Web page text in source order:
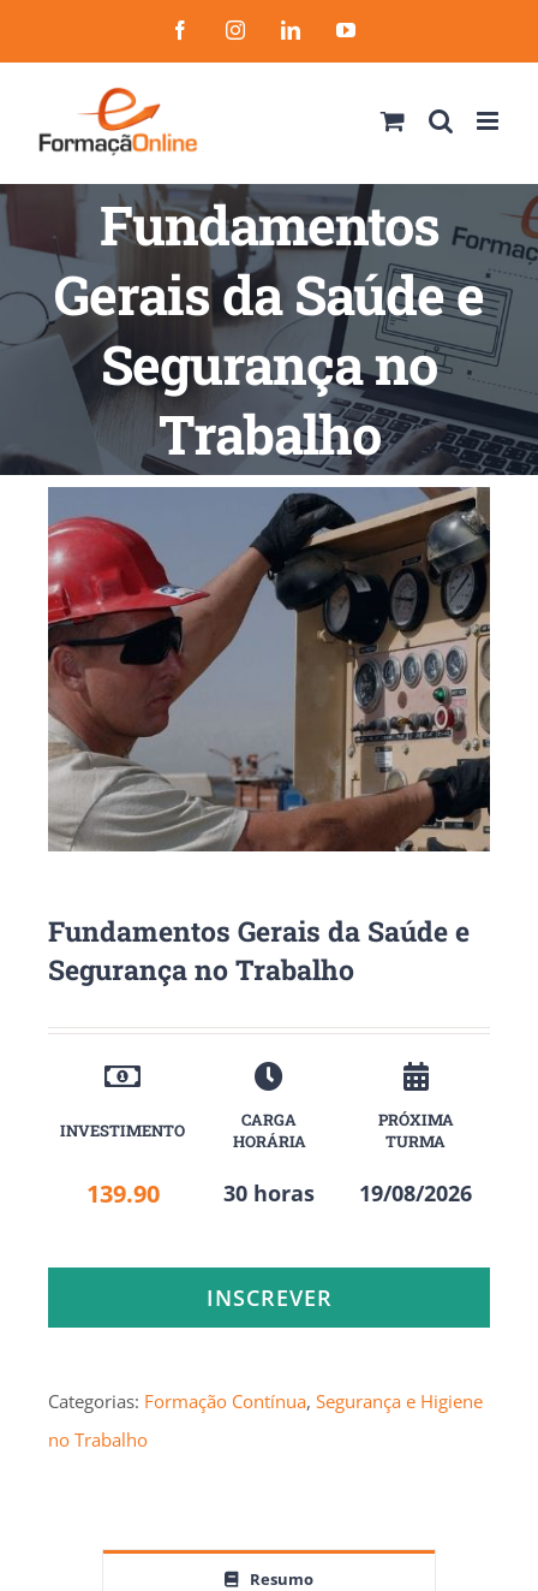
to
FacebookInstagramLinkedInYouTube
Fundamentos
Gerais da Saúde e
Segurança no
Trabalho
Fundamentos Gerais da Saúde e
Segurança no Trabalho
INVESTIMENTO
CARGA
HORÁRIA
PRÓXIMA
TURMA
139.90 30 horas 19/08/2026
INSCREVER
Categorias: Formação Contínua, Segurança e Higiene
no Trabalho
Resumo